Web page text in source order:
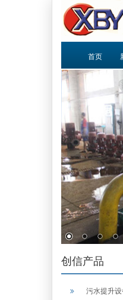
首页
创信产品
污水提升